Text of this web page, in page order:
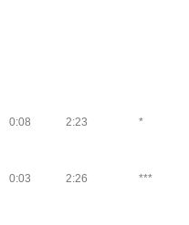
0:08 2:23 *
0:03 2:26 ***